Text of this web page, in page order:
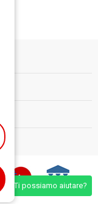
Ti possiamo aiutare?